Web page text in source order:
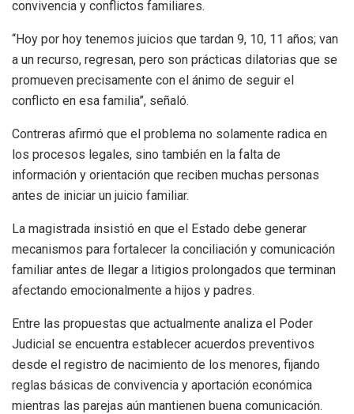
convivencia y conflictos familiares.
“Hoy por hoy tenemos juicios que tardan 9, 10, 11 años; van
a un recurso, regresan, pero son prácticas dilatorias que se
promueven precisamente con el ánimo de seguir el
conflicto en esa familia”, señaló.
Contreras afirmó que el problema no solamente radica en
los procesos legales, sino también en la falta de
información y orientación que reciben muchas personas
antes de iniciar un juicio familiar.
La magistrada insistió en que el Estado debe generar
mecanismos para fortalecer la conciliación y comunicación
familiar antes de llegar a litigios prolongados que terminan
afectando emocionalmente a hijos y padres.
Entre las propuestas que actualmente analiza el Poder
Judicial se encuentra establecer acuerdos preventivos
desde el registro de nacimiento de los menores, fijando
reglas básicas de convivencia y aportación económica
mientras las parejas aún mantienen buena comunicación.